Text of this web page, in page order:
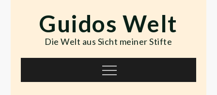
contentGuidos Welt
Die Welt aus Sicht meiner Stifte
Menu